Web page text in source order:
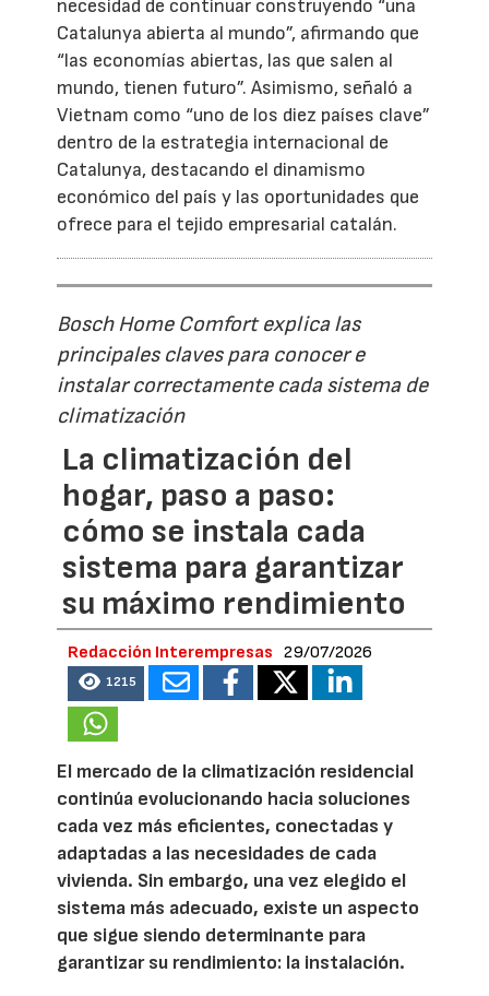
necesidad de continuar construyendo “una
Catalunya abierta al mundo”, afirmando que
“las economías abiertas, las que salen al
mundo, tienen futuro”. Asimismo, señaló a
Vietnam como “uno de los diez países clave”
dentro de la estrategia internacional de
Catalunya, destacando el dinamismo
económico del país y las oportunidades que
ofrece para el tejido empresarial catalán.
Bosch Home Comfort explica las
principales claves para conocer e
instalar correctamente cada sistema de
climatización
La climatización del
hogar, paso a paso:
cómo se instala cada
sistema para garantizar
su máximo rendimiento
Redacción Interempresas 29/07/2026
1215
El mercado de la climatización residencial
continúa evolucionando hacia soluciones
cada vez más eficientes, conectadas y
adaptadas a las necesidades de cada
vivienda. Sin embargo, una vez elegido el
sistema más adecuado, existe un aspecto
que sigue siendo determinante para
garantizar su rendimiento: la instalación.